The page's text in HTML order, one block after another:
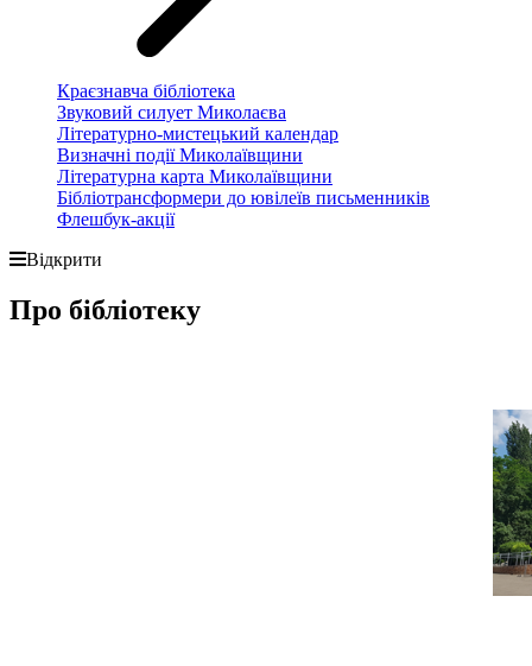
Краєзнавча бібліотека
Звуковий силует Миколаєва
Літературно-мистецький календар
Визначні події Миколаївщини
Літературна карта Миколаївщини
Бібліотрансформери до ювілеїв письменників
Флешбук-акції
Відкрити
Про бібліотеку